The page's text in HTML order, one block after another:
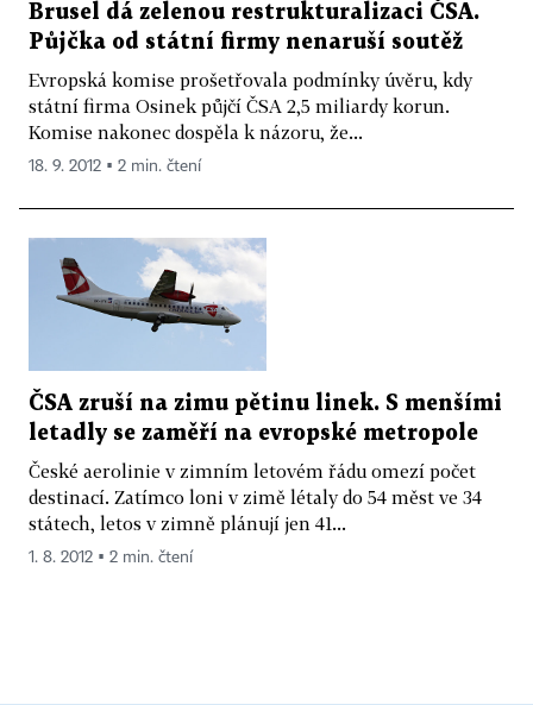
Brusel dá zelenou restrukturalizaci ČSA.
Půjčka od státní firmy nenaruší soutěž
Evropská komise prošetřovala podmínky úvěru, kdy
státní firma Osinek půjčí ČSA 2,5 miliardy korun.
Komise nakonec dospěla k názoru, že...
18. 9. 2012 ▪ 2 min. čtení
ČSA zruší na zimu pětinu linek. S menšími
letadly se zaměří na evropské metropole
České aerolinie v zimním letovém řádu omezí počet
destinací. Zatímco loni v zimě létaly do 54 měst ve 34
státech, letos v zimně plánují jen 41...
1. 8. 2012 ▪ 2 min. čtení